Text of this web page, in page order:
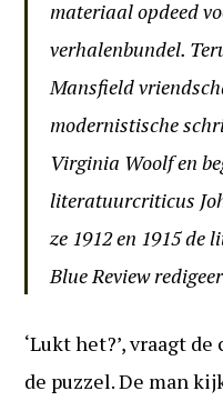
materiaal opdeed
verhalenbundel.
Mansfield
modernistische
Virginia Woolf en
literatuurcriticus
ze 1912 en 1915 de
Blue Review
‘Lukt het?’, vraagt
de puzzel. De man